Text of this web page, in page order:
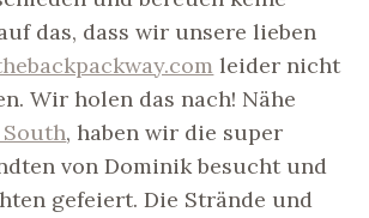
das, dass wir unsere lieben
leider nicht
Wir holen das nach! Nähe
, haben wir die super
von Dominik besucht und
gefeiert. Die Strände und